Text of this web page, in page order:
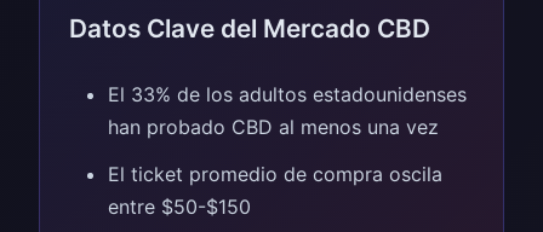
Datos Clave del Mercado CBD
El 33% de los adultos estadounidenses
han probado CBD al menos una vez
El ticket promedio de compra oscila
entre $50-$150